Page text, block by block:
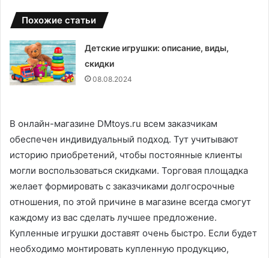
Похожие статьи
Детские игрушки: описание, виды,
скидки
08.08.2024
В онлайн-магазине DMtoys.ru всем заказчикам
обеспечен индивидуальный подход. Тут учитывают
историю приобретений, чтобы постоянные клиенты
могли воспользоваться скидками. Торговая площадка
желает формировать с заказчиками долгосрочные
отношения, по этой причине в магазине всегда смогут
каждому из вас сделать лучшее предложение.
Купленные игрушки доставят очень быстро. Если будет
необходимо монтировать купленную продукцию,